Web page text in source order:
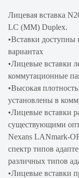
Лицевая вставка
LC (MM) Duplex.
•Вставки
вариантах
•Лицевые вставки
коммутационные
•Высокая
установлены в
•Лицевые вставки
существующими
Nexans LANmark-
спектр типов
различных типов
•Лицевые вставки